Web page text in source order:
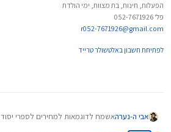
הפעלות, חינות, בת מצוות, ימי הולדת
פל' 052-7671926
r052-7671926@gmail.com
לפתיחת חשבון באלטשולר טרייד
אבי ה-נערהאשמח לדוגמאות למחירים לספרי יסוד